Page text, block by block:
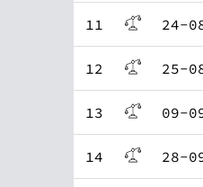
11 24-
12 25-
13 09-
14 28-